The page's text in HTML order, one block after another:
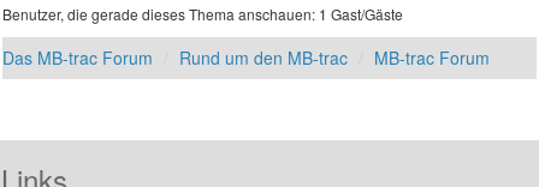
Benutzer, die gerade dieses Thema anschauen: 1 Gast/Gäste
Das MB-trac Forum Rund um den MB-trac MB-trac Forum